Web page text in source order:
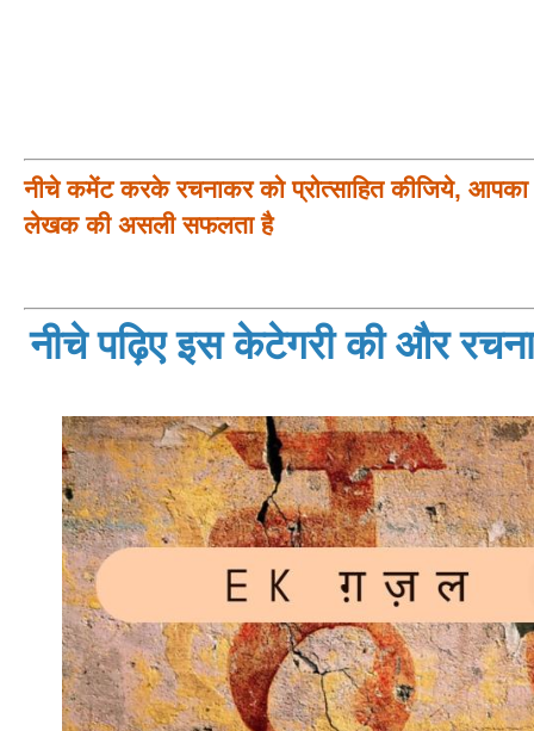
नीचे कमेंट करके रचनाकर को प्रोत्साहित कीजिये, आपका
लेखक की असली सफलता है
नीचे पढ़िए इस केटेगरी की और